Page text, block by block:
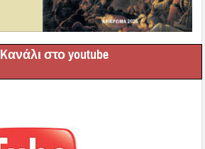
Kανάλι στο youtube